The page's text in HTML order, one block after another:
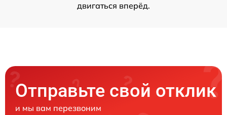
двигаться вперёд.
Отправьте свой отклик
и мы вам перезвоним